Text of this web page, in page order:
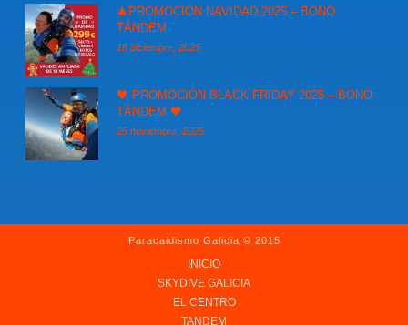
🎄PROMOCIÓN NAVIDAD 2025 – BONO
TÁNDEM
18 diciembre, 2025
🖤 PROMOCIÓN BLACK FRIDAY 2025 – BONO
TÁNDEM 🖤
25 noviembre, 2025
Paracaidismo Galicia © 2015
INICIO
SKYDIVE GALICIA
EL CENTRO
TANDEM